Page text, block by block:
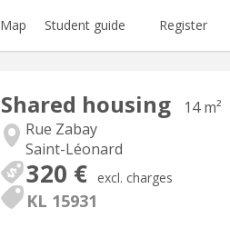
Map Student guide Register
Shared housing
14 m²
Rue Zabay
Saint-Léonard
320 € excl. charges
KL 15931